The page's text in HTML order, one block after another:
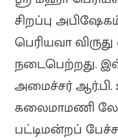
சிறப்பு
பெரியவா
நடைபெற்றது.
அமைச்சர் ஆர்.பி.
கலைமாமணி
பட்டிமன்றப்